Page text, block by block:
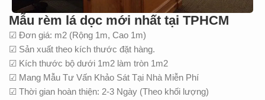
Mẫu rèm lá dọc mới nhất tại TPHCM
☑ Đơn giá: m2 (Rộng 1m, Cao 1m)
☑ Sản xuất theo kích thước đặt hàng.
☑ Kích thước bộ dưới 1m2 làm tròn 1m2
☑ Mang Mẫu Tư Vấn Khảo Sát Tại Nhà Miễn Phí
☑ Thời gian hoàn thiện: 2-3 Ngày (Theo khối lượng)